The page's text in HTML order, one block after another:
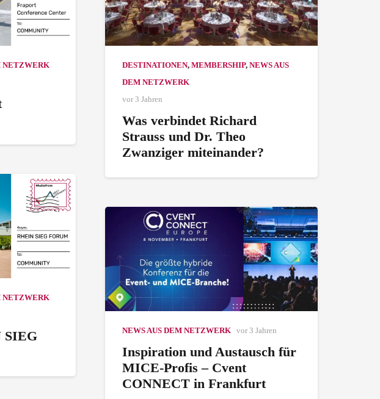
NETZWERK
DESTINATIONEN, MEMBERSHIP, NEWS AUS
DEM NETZWERK
vor 3 Jahren
Was verbindet Richard
Strauss und Dr. Theo
Zwanziger miteinander?
NETZWERK
SIEG
NEWS AUS DEM NETZWERK vor 3 Jahren
Inspiration und Austausch für
MICE-Profis – Cvent
CONNECT in Frankfurt